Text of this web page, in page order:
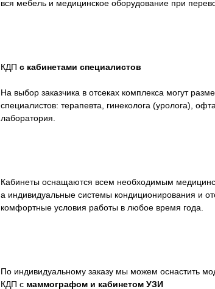
вся мебель и медицинское оборудование при
КДП с кабинетами специалистов
На выбор заказчика в отсеках комплекса могут
специалистов: терапевта, гинеколога (уролога),
лаборатория.
Кабинеты оснащаются всем необходимым
а индивидуальные системы кондиционирования и
комфортные условия работы в любое время года.
По индивидуальному заказу мы можем оснастить
КДП с маммографом и кабинетом УЗИ